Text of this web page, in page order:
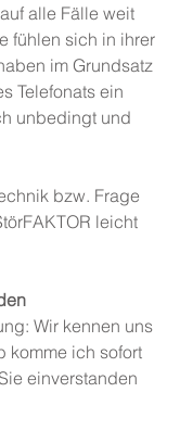
alle Fälle weit
fühlen sich in ihrer
im Grundsatz
Telefonats ein
unbedingt und
bzw. Frage
leicht
Wir kennen uns
komme ich sofort
einverstanden